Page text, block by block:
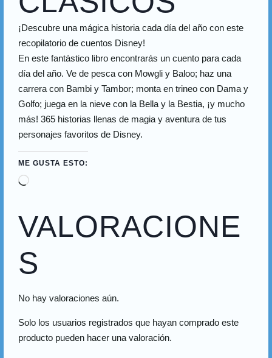
¡Descubre una mágica historia cada día del año con este
recopilatorio de cuentos Disney!
En este fantástico libro encontrarás un cuento para cada
día del año. Ve de pesca con Mowgli y Baloo; haz una
carrera con Bambi y Tambor; monta en trineo con Dama y
Golfo; juega en la nieve con la Bella y la Bestia, ¡y mucho
más! 365 historias llenas de magia y aventura de tus
personajes favoritos de Disney.
ME GUSTA ESTO:
VALORACIONE
S
No hay valoraciones aún.
Solo los usuarios registrados que hayan comprado este
producto pueden hacer una valoración.